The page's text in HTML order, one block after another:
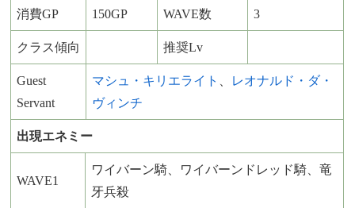
消費GP 150GP WAVE数 3
クラス傾向 推奨Lv
Guest
Servant
マシュ・キリエライト
レオナルド・ダ・
ヴィンチ
出現エネミー
WAVE1
ワイバーン騎、ワイバーンドレッド騎、竜
牙兵殺